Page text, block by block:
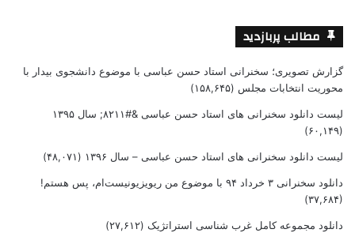
مطالب پربازدید
گزارش تصویری؛ سخنرانی استاد حسن عباسی با موضوع دانشجوی بیدار با
محوریت انتخابات مجلس (۱۵۸,۶۴۵)
لیست دانلود سخنرانی های استاد حسن عباسی &#۸۲۱۱; سال ۱۳۹۵
(۶۰,۱۴۹)
لیست دانلود سخنرانی های استاد حسن عباسی – سال ۱۳۹۶ (۴۸,۰۷۱)
دانلود سخنرانی ۳ خرداد ۹۴ با موضوع من ریویزیونیست‌ام، پس هستم!
(۳۷,۶۸۴)
دانلود مجموعه کامل غرب شناسی استراتژیک (۲۷,۶۱۲)